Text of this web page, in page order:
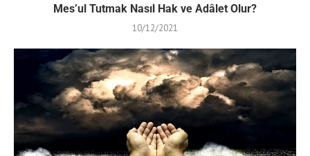
Mes’ul Tutmak Nasıl Hak ve Adâlet Olur?
10/12/2021